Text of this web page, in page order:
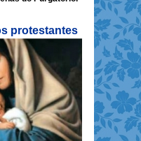
protestantes